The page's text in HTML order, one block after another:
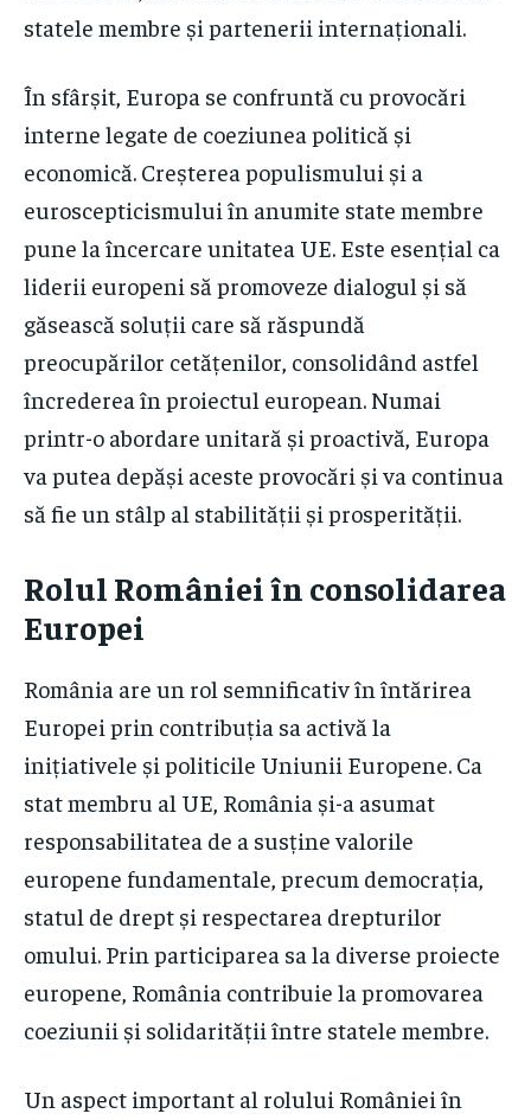
statele membre și partenerii internaționali.
În sfârșit, Europa se confruntă cu provocări
interne legate de coeziunea politică și
economică. Creșterea populismului și a
euroscepticismului în anumite state membre
pune la încercare unitatea UE. Este esențial ca
liderii europeni să promoveze dialogul și să
găsească soluții care să răspundă
preocupărilor cetățenilor, consolidând astfel
încrederea în proiectul european. Numai
printr-o abordare unitară și proactivă, Europa
va putea depăși aceste provocări și va continua
să fie un stâlp al stabilității și prosperității.
Rolul României în consolidarea
Europei
România are un rol semnificativ în întărirea
Europei prin contribuția sa activă la
inițiativele și politicile Uniunii Europene. Ca
stat membru al UE, România și-a asumat
responsabilitatea de a susține valorile
europene fundamentale, precum democrația,
statul de drept și respectarea drepturilor
omului. Prin participarea sa la diverse proiecte
europene, România contribuie la promovarea
coeziunii și solidarității între statele membre.
Un aspect important al rolului României în